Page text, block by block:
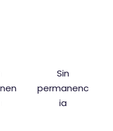
Sin
permanenc
ia